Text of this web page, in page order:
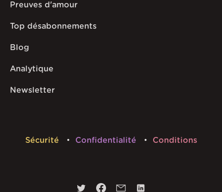
Preuves d'amour
Top désabonnements
Blog
Analytique
Newsletter
Sécurité Confidentialité Conditions